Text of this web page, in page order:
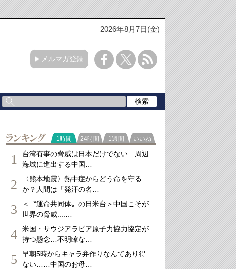
2026年8月7日(金)
メルマガ登録
ランキング
1時間 24時間 1週間 いいね
1
台湾有事の脅威は日本だけでない…周辺
海域に進出する中国…
2
〈熊本地震〉熱中症からどう命を守る
か？人間は「発汗の名…
3
＜〝運命共同体〟の日米台＞中国こそが
世界の脅威....…
4
米国・サウジアラビア原子力協力協定が
持つ懸念…不明瞭な…
5
早朝5時からキャラ弁作りなんてあり得
ない……中国のお母…